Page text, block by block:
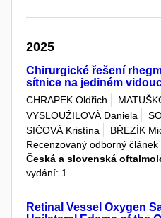
2025
Chirurgické řešení
sítnice na jediném
CHRAPEK Oldřich
VYSLOUŽILOVÁ Daniela
SIČOVÁ Kristína
BŘEZÍK
Recenzovaný odborný článek
Česká a slovenská
vydání: 1
Retinal Vessel Oxygen